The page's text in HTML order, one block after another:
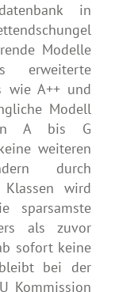
in
Modelle
erweiterte
wie A++ und
Modell
A bis G
weiteren
durch
wird
sparsamste
als zuvor
sofort keine
bei der
Kommission